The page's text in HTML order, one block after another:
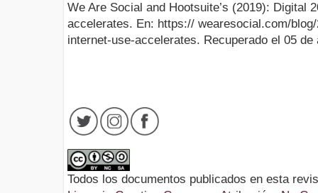
We Are Social and Hootsuite’s (2019): Digital
accelerates. En: https:// wearesocial.com/
internet-use-accelerates. Recuperado el 05 de
Todos los documentos publicados en esta